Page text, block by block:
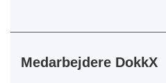
Medarbejdere DokkX